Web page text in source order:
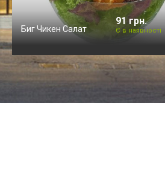
Биг Чикен Салат
91 грн.
Є в наявності